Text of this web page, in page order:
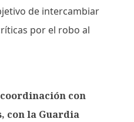
de intercambiar
por el robo al
con
con la Guardia